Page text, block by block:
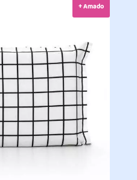
+ Amado